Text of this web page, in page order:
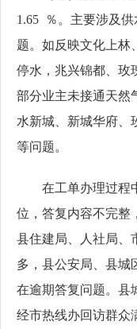
1.65 ％。主要涉及
题。如反映文化上林
停水，兆兴锦都、玫
部分业主未接通天然
水新城、新城华府、
等问题。
在工单办理过程
位，答复内容不完整
县住建局、人社局、
多，县公安局、县城
在逾期答复问题。县
经市热线办回访群众